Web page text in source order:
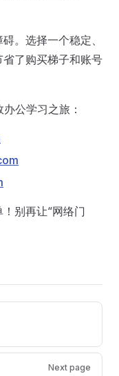
。选择一个稳定、
了购买梯子和账号
公学习之旅：
！别再让“网络门
Next page